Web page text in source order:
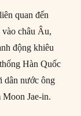
quan đến
châu Âu,
động khiêu
Hàn Quốc
dân nước ông
Moon Jae-in.